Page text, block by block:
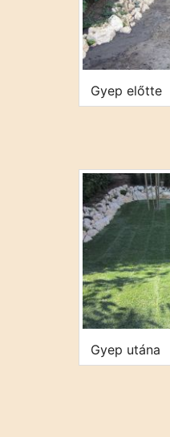
Gyep előtte
Gyep utána